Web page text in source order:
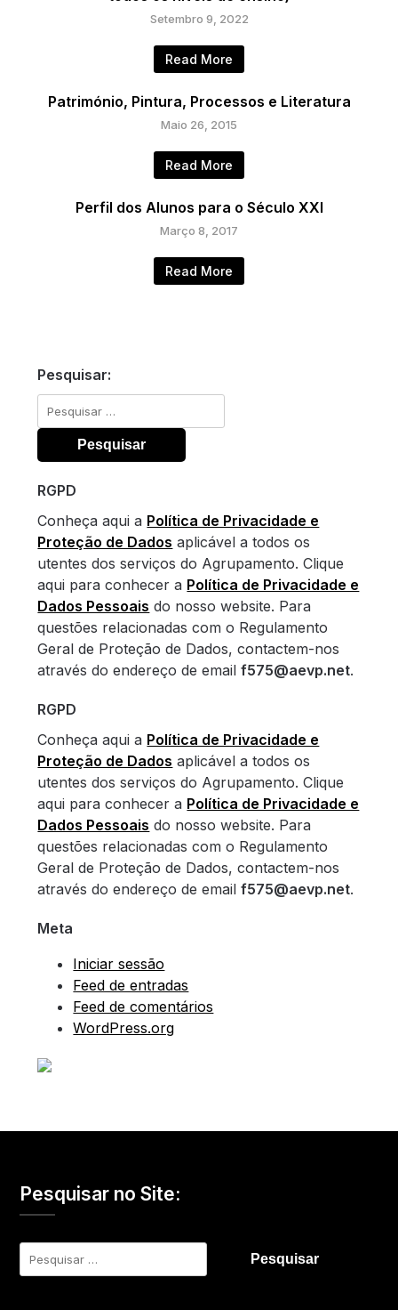
Setembro 9, 2022
Read More
Património, Pintura, Processos e Literatura
Maio 26, 2015
Read More
Perfil dos Alunos para o Século XXI
Março 8, 2017
Read More
Pesquisar:
Pesquisar
por:
RGPD
Conheça aqui a Política de Privacidade e
Proteção de Dados aplicável a todos os
utentes dos serviços do Agrupamento. Clique
aqui para conhecer a Política de Privacidade e
Dados Pessoais do nosso website. Para
questões relacionadas com o Regulamento
Geral de Proteção de Dados, contactem-nos
através do endereço de emailf575@aevp.net.
RGPD
Conheça aqui a Política de Privacidade e
Proteção de Dados aplicável a todos os
utentes dos serviços do Agrupamento. Clique
aqui para conhecer a Política de Privacidade e
Dados Pessoais do nosso website. Para
questões relacionadas com o Regulamento
Geral de Proteção de Dados, contactem-nos
através do endereço de emailf575@aevp.net.
Meta
Iniciar sessão
Feed de entradas
Feed de comentários
WordPress.org
Pesquisar no Site:
Pesquisar
por: